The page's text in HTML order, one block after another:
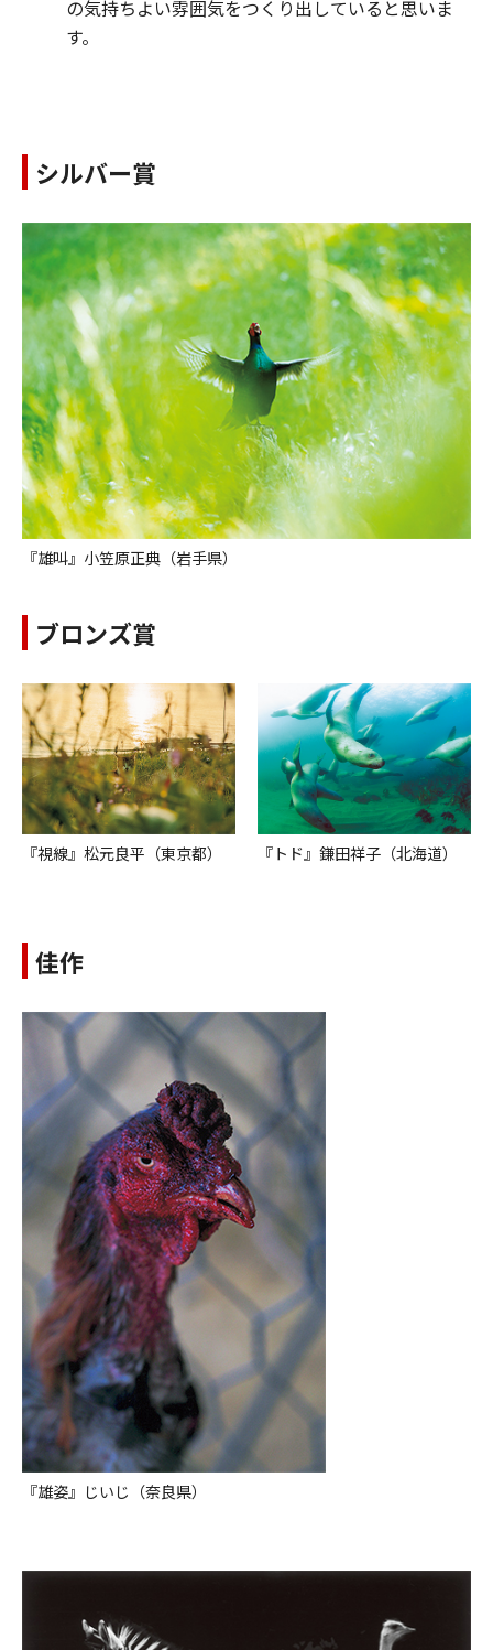
の気持ちよい雰囲気をつくり出していると思いま
す。
シルバー賞
『雄叫』小笠原正典（岩手県）
ブロンズ賞
『視線』松元良平（東京都） 『トド』鎌田祥子（北海道）
佳作
『雄姿』じいじ（奈良県）